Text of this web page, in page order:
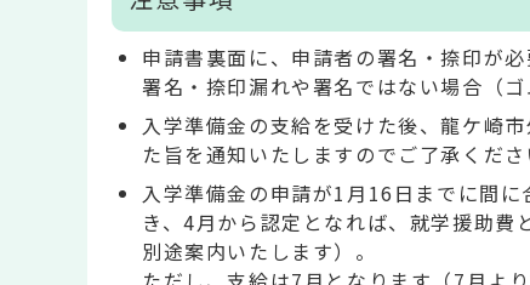
申請書裏面に、申請者の署名・捺印が必
署名・捺印漏れや署名ではない場合（
入学準備金の支給を受けた後、龍ケ崎
た旨を通知いたしますのでご了承くださ
入学準備金の申請が1月16日までに間
き、4月から認定となれば、就学援助
別途案内いたします）。